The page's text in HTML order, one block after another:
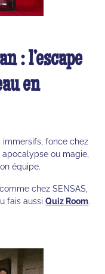
: l’escape
en
immersifs, fonce chez
ou magie,
équipe.
chez SENSAS,
fais aussiQuiz Room.